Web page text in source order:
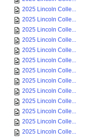
2025 Lincoln Colle...
2025 Lincoln Colle...
2025 Lincoln Colle...
2025 Lincoln Colle...
2025 Lincoln Colle...
2025 Lincoln Colle...
2025 Lincoln Colle...
2025 Lincoln Colle...
2025 Lincoln Colle...
2025 Lincoln Colle...
2025 Lincoln Colle...
2025 Lincoln Colle...
2025 Lincoln Colle...